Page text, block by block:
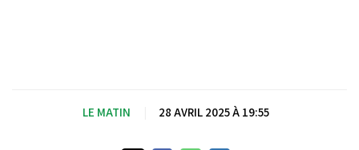
LE MATIN 28 AVRIL 2025 À 19:55